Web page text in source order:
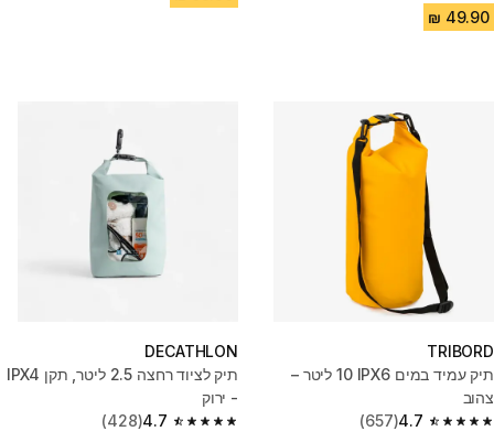
TRIBORD
תיק עמיד במים IPX6 ‏10 ליטר –
צהוב
4.7
4.7 out of 5 stars from 657 reviews
(657)
DECATHLON
תיק לציוד רחצה 2.5 ליטר, תקן IPX4
- ירוק
4.7
4.7 out of 5 stars from 428 reviews
(428)